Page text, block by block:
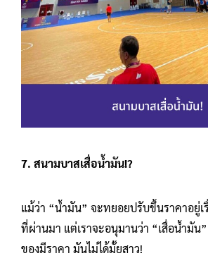
7. สนามบาสเสื่อน้ำมัน!?
แม้ว่า “น้ำมัน” จะทยอยปรับขึ้นราคาอยู่
ที่ผ่านมา แต่เราจะอนุมานว่า “เสื่อน้ำมัน
ของมีราคา มันไม่ได้มั้ยสาว!